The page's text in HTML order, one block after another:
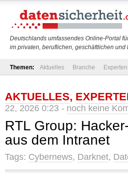
Deutschlands umfassendes Online-Portal
im privaten, beruflichen, geschäftlichen
Themen: Aktuelles Branche Experten
AKTUELLES,
22, 2026 0:23 - noch keine
RTL Group:
aus dem Intranet
Tags: Cybernews, Darknet,